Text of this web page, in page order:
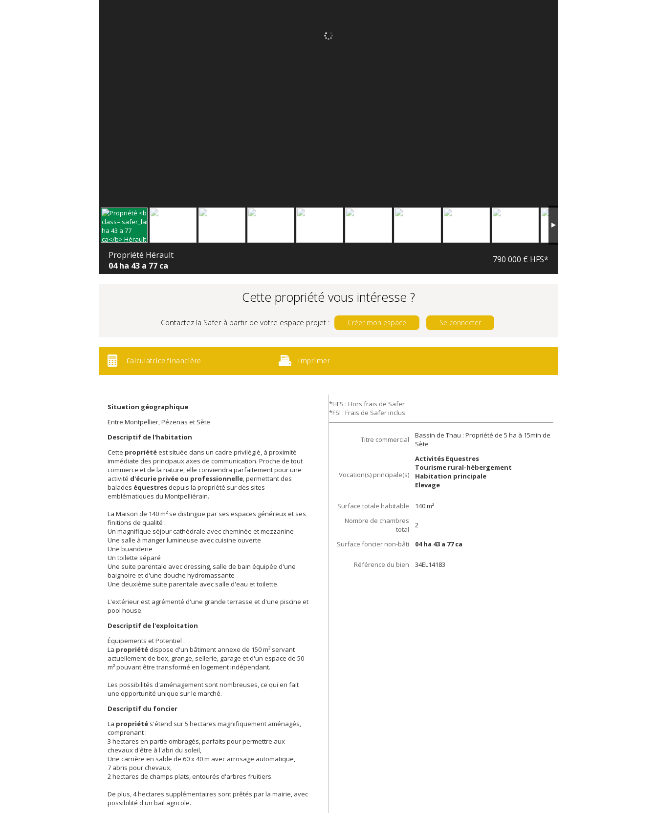
Propriété Hérault
04 ha 43 a 77 ca
790 000 € HFS*
Cette propriété vous intéresse ?
Contactez la Safer à partir de votre espace projet : Créer mon espace Se connecter
Calculatrice financière Imprimer
Situation géographique
Entre Montpellier, Pézenas et Sète
Descriptif de l'habitation
Cette propriétéest située dans un cadre privilégié, à proximité
immédiate des principaux axes de communication. Proche de tout
commerce et de la nature, elle conviendra parfaitement pour une
activité d'écurie privée ou professionnelle, permettant des
balades équestres depuis la propriété sur des sites
emblématiques du Montpelliérain.
La Maison de 140 m² se distingue par ses espaces généreux et ses
finitions de qualité :
Un magnifique séjour cathédrale avec cheminée et mezzanine
Une salle à manger lumineuse avec cuisine ouverte
Une buanderie
Un toilette séparé
Une suite parentale avec dressing, salle de bain équipée d'une
baignoire et d'une douche hydromassante
Une deuxième suite parentale avec salle d'eau et toilette.
L'extérieur est agrémenté d'une grande terrasse et d'une piscine et
pool house.
Descriptif de l'exploitation
Équipements et Potentiel :
La propriété dispose d'un bâtiment annexe de 150 m² servant
actuellement de box, grange, sellerie, garage et d'un espace de 50
m² pouvant être transformé en logement indépendant.
Les possibilités d'aménagement sont nombreuses, ce qui en fait
une opportunité unique sur le marché.
Descriptif du foncier
La propriété s'étend sur 5 hectares magnifiquement aménagés,
comprenant :
3 hectares en partie ombragés, parfaits pour permettre aux
chevaux d'être à l'abri du soleil,
Une carrière en sable de 60 x 40 m avec arrosage automatique,
7 abris pour chevaux,
2 hectares de champs plats, entourés d'arbres fruitiers.
De plus, 4 hectares supplémentaires sont prêtés par la mairie, avec
possibilité d'un bail agricole.
*HFS : Hors frais de Safer
*FSI : Frais de Safer inclus
Titre commercial
Bassin de Thau : Propriété de 5 ha à 15min de
Sète
Vocation(s) principale(s)
Activités Equestres
Tourisme rural-hébergement
Habitation principale
Elevage
Surface totale habitable 140m²
Nombre de chambres
total
2
Surface foncier non-bâti 04 ha 43 a 77 ca
Référence du bien 34EL14183